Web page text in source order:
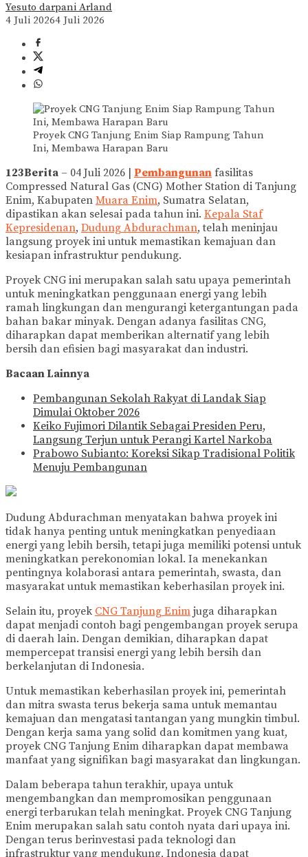
Yesuto darpani Arland
4 Juli 20264 Juli 2026
Proyek CNG Tanjung Enim Siap Rampung Tahun
Ini, Membawa Harapan Baru
123Berita – 04 Juli 2026 | Pembangunan fasilitas
Compressed Natural Gas (CNG) Mother Station di Tanjung
Enim, Kabupaten Muara Enim, Sumatra Selatan,
dipastikan akan selesai pada tahun ini. Kepala Staf
Kepresidenan, Dudung Abdurachman, telah meninjau
langsung proyek ini untuk memastikan kemajuan dan
kesiapan infrastruktur pendukung.
Proyek CNG ini merupakan salah satu upaya pemerintah
untuk meningkatkan penggunaan energi yang lebih
ramah lingkungan dan mengurangi ketergantungan pada
bahan bakar minyak. Dengan adanya fasilitas CNG,
diharapkan dapat memberikan alternatif yang lebih
bersih dan efisien bagi masyarakat dan industri.
Bacaan Lainnya
Pembangunan Sekolah Rakyat di Landak Siap
Dimulai Oktober 2026
Keiko Fujimori Dilantik Sebagai Presiden Peru,
Langsung Terjun untuk Perangi Kartel Narkoba
Prabowo Subianto: Koreksi Sikap Tradisional Politik
Menuju Pembangunan
Dudung Abdurachman menyatakan bahwa proyek ini
tidak hanya penting untuk meningkatkan penyediaan
energi yang lebih bersih, tetapi juga memiliki potensi untuk
meningkatkan perekonomian lokal. Ia menekankan
pentingnya kolaborasi antara pemerintah, swasta, dan
masyarakat untuk memastikan keberhasilan proyek ini.
Selain itu, proyek CNG Tanjung Enim juga diharapkan
dapat menjadi contoh bagi pengembangan proyek serupa
di daerah lain. Dengan demikian, diharapkan dapat
mempercepat transisi energi yang lebih bersih dan
berkelanjutan di Indonesia.
Untuk memastikan keberhasilan proyek ini, pemerintah
dan mitra swasta terus bekerja sama untuk memantau
kemajuan dan mengatasi tantangan yang mungkin timbul.
Dengan kerja sama yang solid dan komitmen yang kuat,
proyek CNG Tanjung Enim diharapkan dapat membawa
manfaat yang signifikan bagi masyarakat dan lingkungan.
Dalam beberapa tahun terakhir, upaya untuk
mengembangkan dan mempromosikan penggunaan
energi terbarukan telah meningkat. Proyek CNG Tanjung
Enim merupakan salah satu contoh nyata dari upaya ini.
Dengan terus berinvestasi pada teknologi dan
infrastruktur yang mendukung, Indonesia dapat